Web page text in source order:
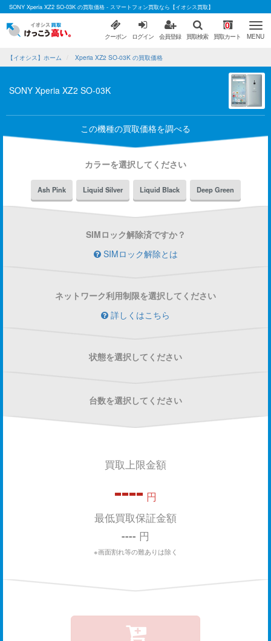
SONY Xperia XZ2 SO-03K の買取価格 - スマートフォン買取なら【イオシス買取】
クーポン ログイン 会員登録 買取検索
0
買取カート MENU
【イオシス】ホーム Xperia XZ2 SO-03K の買取価格
SONY Xperia XZ2 SO-03K
この機種の買取価格を調べる
カラーを選択してください
Ash Pink Liquid Silver Liquid Black Deep Green
SIMロック解除済ですか？
SIMロック解除とは
ネットワーク利用制限を選択してください
詳しくはこちら
状態を選択してください
台数を選択してください
買取上限金額
---- 円
最低買取保証金額
---- 円
※画面割れ等の難ありは除く